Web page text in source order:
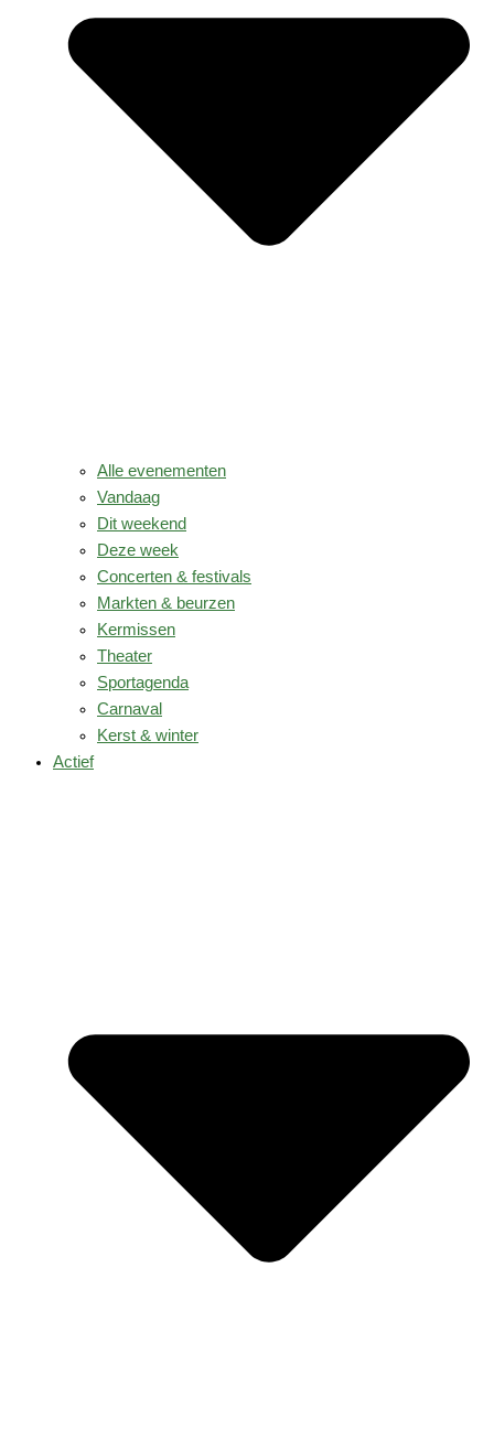
Alle evenementen
Vandaag
Dit weekend
Deze week
Concerten & festivals
Markten & beurzen
Kermissen
Theater
Sportagenda
Carnaval
Kerst & winter
Actief